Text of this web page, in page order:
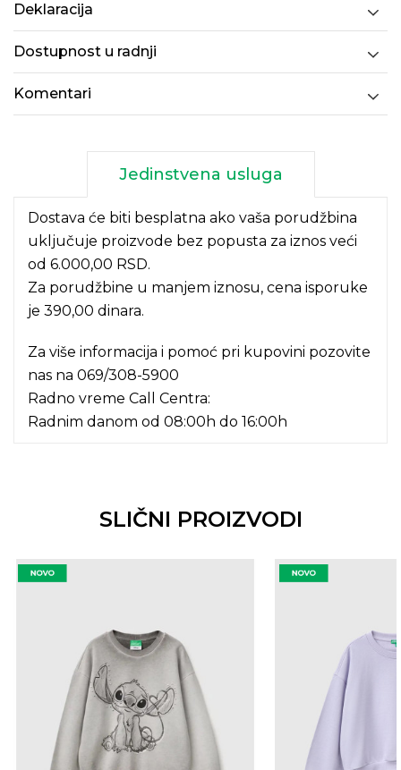
Deklaracija
Dostupnost u radnji
Komentari
Jedinstvena usluga
Dostava će biti besplatna ako vaša porudžbina
uključuje proizvode bez popusta za iznos veći
od 6.000,00 RSD.
Za porudžbine u manjem iznosu, cena isporuke
je 390,00 dinara.
Za više informacija i pomoć pri kupovini pozovite
nas na 069/308-5900
Radno vreme Call Centra:
Radnim danom od 08:00h do 16:00h
SLIČNI PROIZVODI